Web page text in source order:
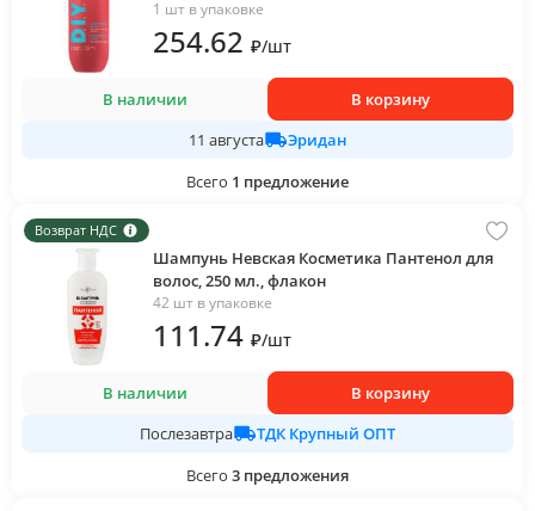
1 шт в упаковке
254.62 ₽/шт
В наличии
В корзину
11 августа
Эридан
Всего 1 предложение
Возврат НДС
Шампунь Невская Косметика Пантенол для
волос, 250 мл., флакон
42 шт в упаковке
111.74 ₽/шт
В наличии
В корзину
Послезавтра
ТДК Крупный ОПТ
Всего 3 предложения